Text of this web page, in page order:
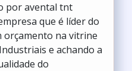
por avental tnt
que é líder do
orçamento na vitrine
e achando a
do